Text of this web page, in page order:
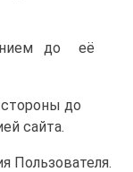
до её
до
сайта.
Пользователя.